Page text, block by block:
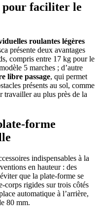
faciliter le
roulantes légères
présente deux avantages
compris entre 17 kg pour le
5 marches ; d’autre
libre passage, qui permet
présents au sol, comme
travailler au plus près de la
forme
indispensables à la
en hauteur : des
que la plate-forme se
corps rigides sur trois côtés
automatique à l’arrière,
80 mm.